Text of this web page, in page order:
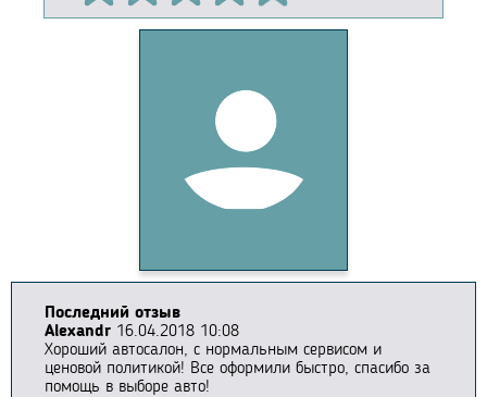
Последний отзыв
Alexandr 16.04.2018 10:08
Хороший автосалон, с нормальным сервисом и
ценовой политикой! Все оформили быстро, спасибо за
помощь в выборе авто!